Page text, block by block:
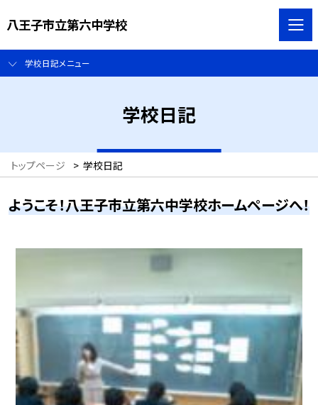
八王子市立第六中学校
学校日記メニュー
学校日記
トップページ > 学校日記
ようこそ！八王子市立第六中学校ホームページへ！